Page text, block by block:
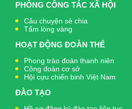
PHÒNG CÔNG TÁC XÃ HỘI
Câu chuyện sẻ chia
Tấm lòng vàng
HOẠT ĐỘNG ĐOÀN THỂ
Phong trào đoàn thanh niên
Công đoàn cơ sở
Hội cựu chiến binh Việt Nam
ĐÀO TẠO